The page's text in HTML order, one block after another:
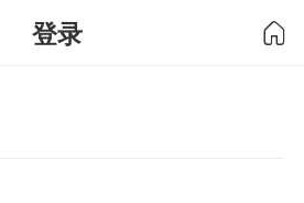
登录